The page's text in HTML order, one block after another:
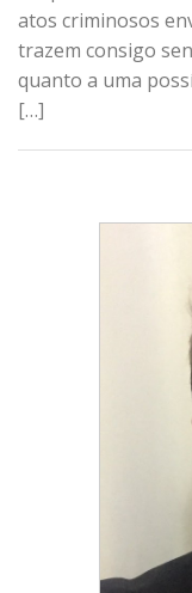
atos criminosos
trazem consigo
quanto a uma
[…]